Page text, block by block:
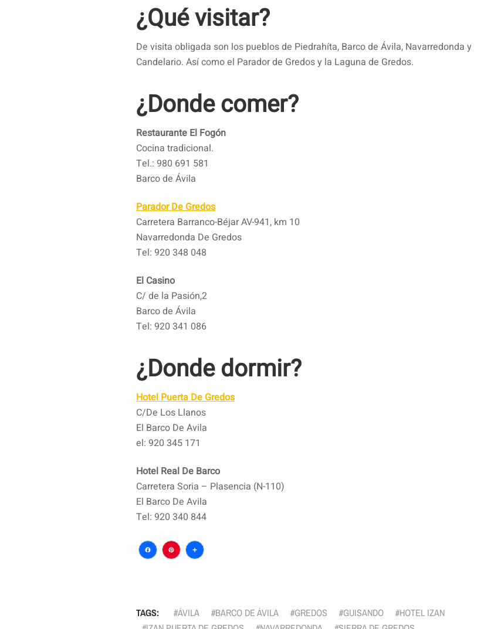
¿Qué visitar?
De visita obligada son los pueblos de Piedrahíta, Barco de Ávila, Navarredonda y
Candelario. Así como el Parador de Gredos y la Laguna de Gredos.
¿Donde comer?
Restaurante El Fogón
Cocina tradicional.
Tel.: 980 691 581
Barco de Ávila
Parador De Gredos
Carretera Barranco-Béjar AV-941, km 10
Navarredonda De Gredos
Tel: 920 348 048
El Casino
C/ de la Pasión,2
Barco de Ávila
Tel: 920 341 086
¿Donde dormir?
Hotel Puerta De Gredos
C/De Los Llanos
El Barco De Avila
el: 920 345 171
Hotel Real De Barco
Carretera Soria – Plasencia (N-110)
El Barco De Avila
Tel: 920 340 844
Facebook
Pinterest
Compartir
TAGS: ÁVILA BARCO DE ÁVILA GREDOS GUISANDO
HOTEL IZAN